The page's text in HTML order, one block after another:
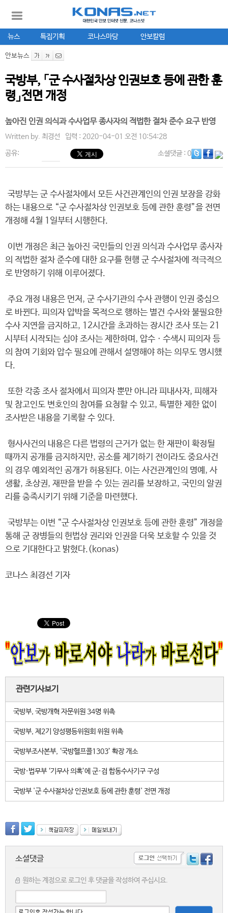
뉴스 특집기획 코나스마당 안보칼럼
안보뉴스
국방부, 「군 수사절차상 인권보호 등에 관한 훈
령」전면 개정
높아진 인권 의식과 수사업무 종사자의 적법한 절차 준수 요구 반영
Written by. 최경선 입력 : 2020-04-01 오전 10:54:28
공유: 소셜댓글: 0
국방부는 군 수사절차에서 모든 사건관계인의 인권 보장을 강화
하는 내용으로 “군 수사절차상 인권보호 등에 관한 훈령”을 전면
개정해 4월 1일부터 시행한다.
이번 개정은 최근 높아진 국민들의 인권 의식과 수사업무 종사자
의 적법한 절차 준수에 대한 요구를 현행 군 수사절차에 적극적으
로 반영하기 위해 이루어졌다.
주요 개정 내용은 먼저, 군 수사기관의 수사 관행이 인권 중심으
로 바뀐다. 피의자 압박을 목적으로 행하는 별건 수사와 불필요한
수사 지연을 금지하고, 12시간을 초과하는 장시간 조사 또는 21
시부터 시작되는 심야 조사는 제한하며, 압수ㆍ수색시 피의자 등
의 참여 기회와 압수 필요에 관해서 설명해야 하는 의무도 명시했
다.
또한 각종 조사 절차에서 피의자 뿐만 아니라 피내사자, 피해자
및 참고인도 변호인의 참여를 요청할 수 있고, 특별한 제한 없이
조사받은 내용을 기록할 수 있다.
형사사건의 내용은 다른 법령의 근거가 없는 한 재판이 확정될
때까지 공개를 금지하지만, 공소를 제기하기 전이라도 중요사건
의 경우 예외적인 공개가 허용된다. 이는 사건관계인의 명예, 사
생활, 초상권, 재판을 받을 수 있는 권리를 보장하고, 국민의 알권
리를 충족시키기 위해 기준을 마련했다.
국방부는 이번 “군 수사절차상 인권보호 등에 관한 훈령” 개정을
통해 군 장병들의 헌법상 권리와 인권을 더욱 보호할 수 있을 것
으로 기대한다고 밝혔다.(konas)
코나스 최경선 기자
관련기사보기
국방부, 국방개혁 자문위원 34명 위촉
국방부, 제2기 양성평등위원회 위원 위촉
국방부조사본부, ‘국방헬프콜1303’ 확장 개소
국방·법무부 ‘기무사 의혹’에 군·검 합동수사기구 구성
국방부 '군 수사절차상 인권보호 등에 관한 훈령' 전면 개정
소셜댓글
원하는 계정으로 로그인 후 댓글을 작성하여 주십시요.